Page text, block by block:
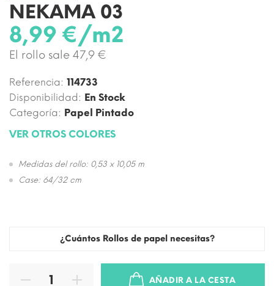
NEKAMA 03
8,99 €/m2
El rollo sale 47,9 €
Referencia: 114733
Disponibilidad: En Stock
Categoría: Papel Pintado
VER OTROS COLORES
Medidas del rollo: 0,53 x 10,05 m
Case: 64/32 cm
¿Cuántos Rollos de papel necesitas?
AÑADIR A LA CESTA